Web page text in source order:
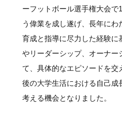
ーフットボール選手権大会で
う偉業を成し遂げ、長年にわ
育成と指導に尽力した経験に
やリーダーシップ、オーナー
て、具体的なエピソードを交
後の大学生活における自己成
考える機会となりました。